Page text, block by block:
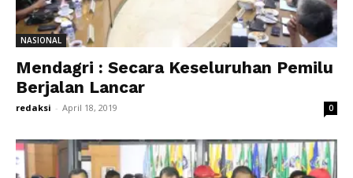
NASIONAL
Mendagri : Secara Keseluruhan Pemilu
Berjalan Lancar
redaksi - April 18, 2019 0